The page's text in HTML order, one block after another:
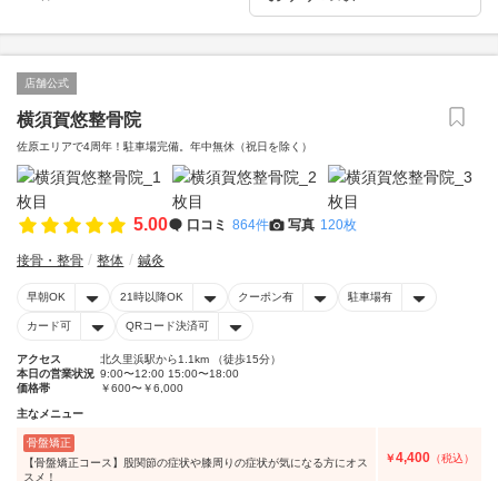
店舗公式
横須賀悠整骨院
佐原エリアで4周年！駐車場完備。年中無休（祝日を除く）
5.00 口コミ 864件 写真 120枚
接骨・整骨 整体 鍼灸
早朝OK 21時以降OK クーポン有 駐車場有
カード可 QRコード決済可
アクセス
北久里浜駅から1.1km （徒歩15分）
本日の営業状況 9:00〜12:00 15:00〜18:00
価格帯
￥600〜￥6,000
主なメニュー
骨盤矯正
【骨盤矯正コース】股関節の症状や膝周りの症状が気になる方にオス
スメ！
￥4,400 （税込）